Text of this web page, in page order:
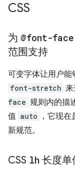
CSS
为 @font-face
范围支持
可变字体让用户能
font-stretch
face 规则内的描
值 auto
，它现
新规范。
CSS lh 长度单